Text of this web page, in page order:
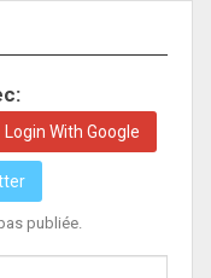
Login With Google
publiée.